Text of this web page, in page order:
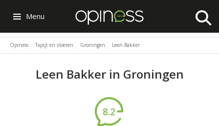
Menu
Opiness Tapijt en vloeren Groningen Leen Bakker
Leen Bakker in Groningen
8.2